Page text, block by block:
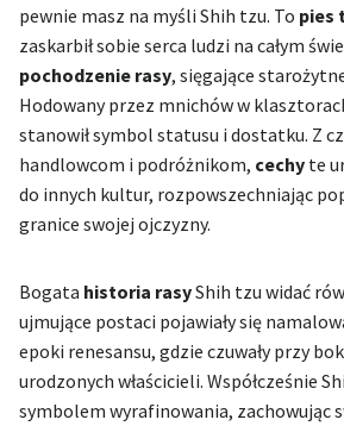
pewnie masz na myśli Shih tzu. To pies
zaskarbił sobie serca ludzi na całym
pochodzenie rasy, sięgające
Hodowany przez mnichów w
stanowił symbol statusu i dostatku. Z
handlowcom i podróżnikom, cechy te
do innych kultur, rozpowszechniając
granice swojej ojczyzny.
Bogata historia rasyShih tzu widać
ujmujące postaci pojawiały się
epoki renesansu, gdzie czuwały przy
urodzonych właścicieli. Współcześnie
symbolem wyrafinowania, zachowując